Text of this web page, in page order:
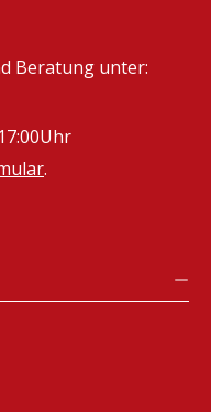
Beratung unter:
.